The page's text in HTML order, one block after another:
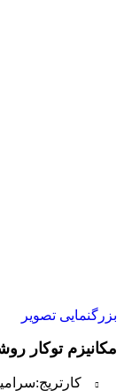
بزرگنمایی تصویر
مکانیزم توکار
کارتریج: